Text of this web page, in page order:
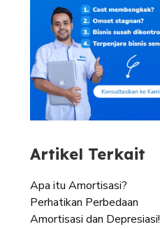
Artikel Terkait
Apa itu Amortisasi?
Perhatikan Perbedaan
Amortisasi dan Depresiasi!